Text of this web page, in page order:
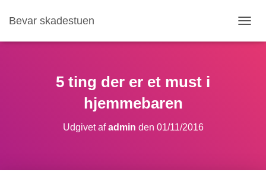
Bevar skadestuen
K
5 ting der er et must i
hjemmebaren
Udgivet afadmin den 01/11/2016